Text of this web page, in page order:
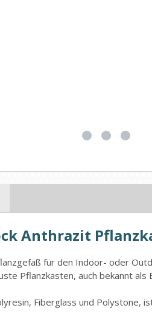
Anthrazit
für den Indoor- oder
Pflanzkasten, auch bekannt
Fiberglass und Polystone,